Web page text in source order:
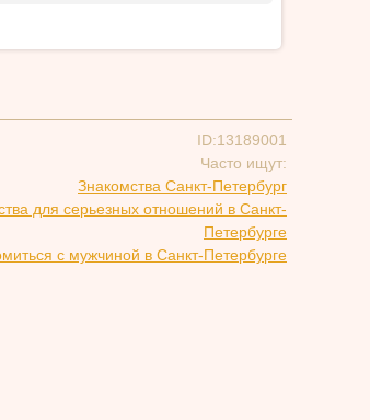
ID:13189001
Часто ищут:
Знакомства Санкт-Петербург
для серьезных отношений в Санкт-
Петербурге
с мужчиной в Санкт-Петербурге